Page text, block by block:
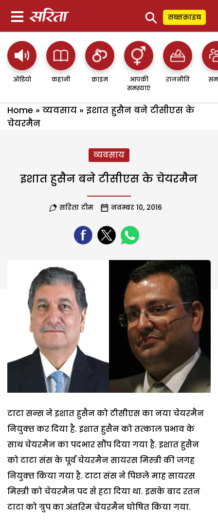
⚲ सब्सक्राइब
ऑडियो कहानी क्राइम
आपकी
समस्याएं
राजनीति
Home » व्यवसाय » इशात हुसैन बने टीसीएस के
चेयरमैन
व्यवसाय
इशात हुसैन बने टीसीएस के चेयरमैन
सरिता टीम नवम्बर 10, 2016
टाटा सन्‍स ने इशात हुसैन को टीसीएस का नया चेयरमैन
नि‍युक्‍त कर दि‍या है. इशात हुसैन को तत्‍काल प्रभाव के
साथ चेयरमैन का पदभार सौंप दि‍या गया है. इशात हुसैन
को टाटा संस के पूर्व चेयरमैन सायरस मि‍स्‍त्री की जगह
नि‍युक्‍त कि‍या गया है. टाटा संस ने पि‍छले माह सायरस
मि‍स्‍त्री को चेयरमैन पद से हटा दि‍या था. इसके बाद रतन
टाटा को ग्रुप का अंतरि‍म चेयरमैन घोषि‍त कि‍या गया.